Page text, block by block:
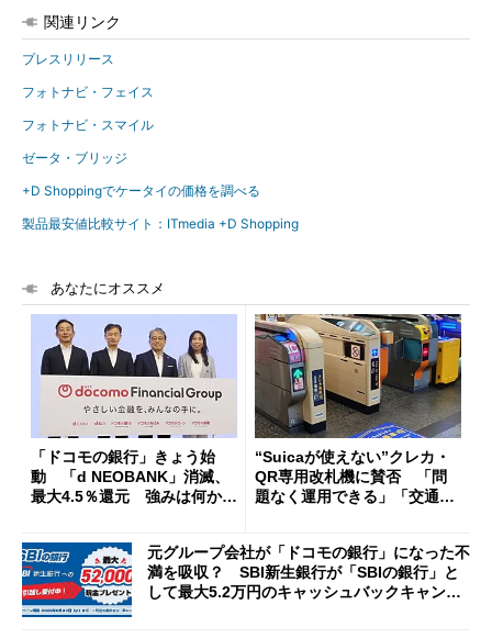
関連リンク
プレスリリース
フォトナビ・フェイス
フォトナビ・スマイル
ゼータ・ブリッジ
+D Shoppingでケータイの価格を調べる
製品最安値比較サイト：ITmedia +D Shopping
あなたにオススメ
「ドコモの銀行」きょう始
動 「d NEOBANK」消滅、
最大4.5％還元 強みは何か解
“Suicaが使えない”クレカ・
QR専用改札機に賛否 「問
題なく運用できる」「交通系I
元グループ会社が「ドコモの銀行」になった不
満を吸収？ SBI新生銀行が「SBIの銀行」と
して最大5.2万円のキャッシュバックキャンペ